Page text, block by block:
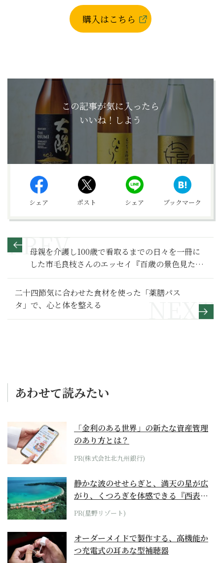
購入はこちら
この記事が気に入ったら
いいね！しよう
シェア ポスト シェア ブックマーク
母親を介護し100歳で看取るまでの日々を一冊に
した市毛良枝さんのエッセイ『百歳の景色見たい
と母は言い』
二十四節気に合わせた食材を使った「薬膳パス
タ」で、心と体を整える
あわせて読みたい
「金利のある世界」の新たな資産管理
のあり方とは？
PR(株式会社北九州銀行)
静かな波のせせらぎと、満天の星が広
がり、くつろぎを体感できる『西表島
ホテル by...
PR(星野リゾート)
オーダーメイドで製作する、高機能か
つ充電式の耳あな型補聴器